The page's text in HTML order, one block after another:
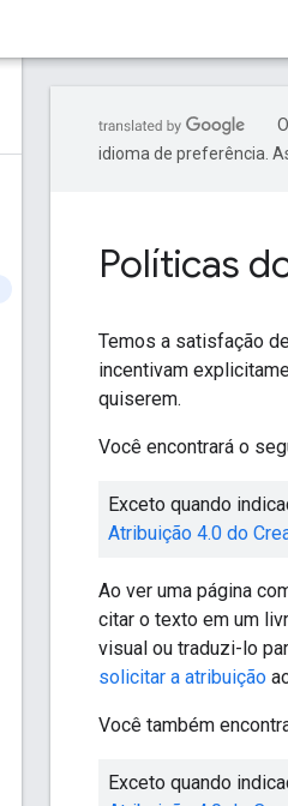
idioma de preferência.
Políticas
Temos a satisfação
incentivam
quiserem.
Você encontrará o
Exceto quando
Atribuição 4.0 do
Ao ver uma página
citar o texto em um
visual ou traduzi-lo
solicitar a atribuição
Você também
Exceto quando